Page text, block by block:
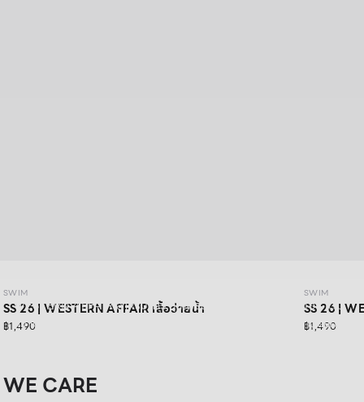
WESTERN AFFAIR สำหรับสาว ๆ ที่พร้อมสนุกในแบบของตัวเอง เติม
ความมั่นใจผ่าน Swimwear ดีไซน์สดใส และเซ็กซี่อย่างมีสไตล์ เตรียม
SWIM
SS 26 | WESTERN AFFAIR เสื้อว่ายน้ำ
฿1,490
SWIM
SS 26 |
฿1,490
WE CARE